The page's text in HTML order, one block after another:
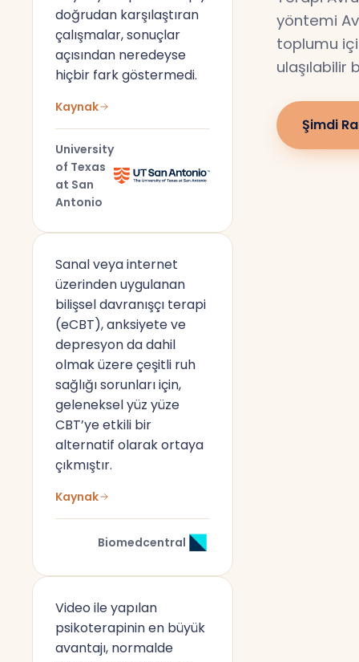
doğrudan karşılaştıran
çalışmalar, sonuçlar
açısından neredeyse
hiçbir fark göstermedi.
Kaynak
University
of Texas
at San
Antonio
Sanal veya internet
üzerinden uygulanan
bilişsel davranışçı terapi
(eCBT), anksiyete ve
depresyon da dahil
olmak üzere çeşitli ruh
sağlığı sorunları için,
geleneksel yüz yüze
CBT’ye etkili bir
alternatif olarak ortaya
çıkmıştır.
Kaynak
Biomedcentral
Video ile yapılan
psikoterapinin en büyük
avantajı, normalde
yöntemi
toplumu
ulaşılabilir
Şimdi